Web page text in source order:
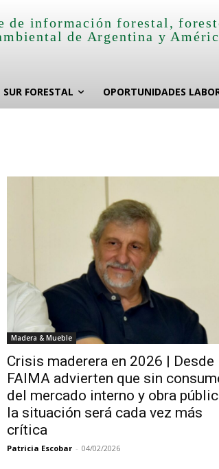
de información forestal,
de Argentina y
SUR FORESTAL OPORTUNIDADES
Madera & Mueble
Crisis maderera en 2026 | Desde
FAIMA advierten que sin
del mercado interno y obra
la situación será cada vez más
crítica
Patricia Escobar - 04/02/2026